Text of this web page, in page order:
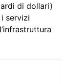
di dollari)
servizi